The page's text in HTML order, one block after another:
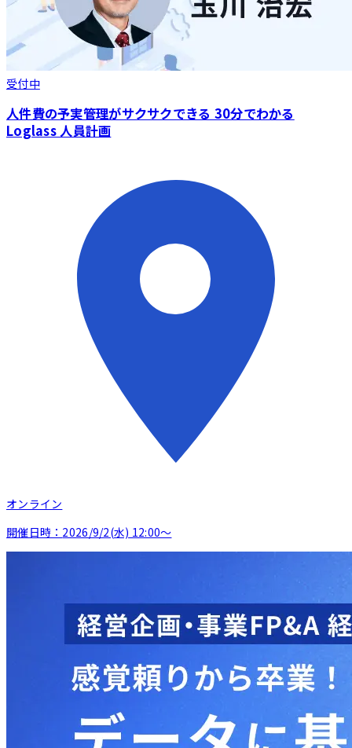
受付中
人件費の予実管理がサクサクできる 30分でわかる
Loglass 人員計画
オンライン
開催日時： 2026/9/2(水) 12:00〜